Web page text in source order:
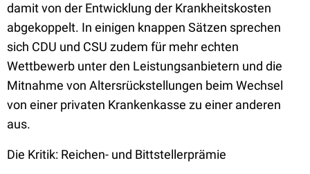
damit von der Entwicklung der Krankheitskosten
abgekoppelt. In einigen knappen Sätzen sprechen
sich CDU und CSU zudem für mehr echten
Wettbewerb unter den Leistungsanbietern und die
Mitnahme von Altersrückstellungen beim Wechsel
von einer privaten Krankenkasse zu einer anderen
aus.
Die Kritik: Reichen- und Bittstellerprämie